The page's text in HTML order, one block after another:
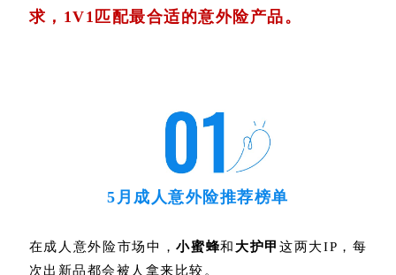
求，1V1匹配最合适的意外险产品。
5月成人意外险推荐榜单
在成人意外险市场中，小蜜蜂和 大护甲这两大IP，每
次出新品都会被人拿来比较。